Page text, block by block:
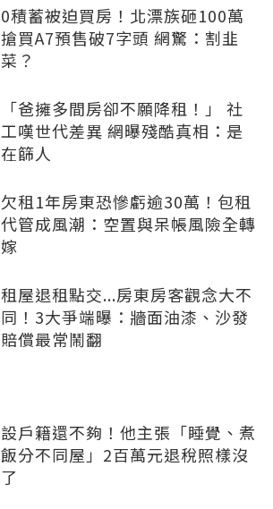
0積蓄被迫買房！北漂族砸100萬
搶買A7預售破7字頭 網驚：割韭
菜？
「爸擁多間房卻不願降租！」 社
工嘆世代差異 網曝殘酷真相：是
在篩人
欠租1年房東恐慘虧逾30萬！包租
代管成風潮：空置與呆帳風險全轉
嫁
租屋退租點交...房東房客觀念大不
同！3大爭端曝：牆面油漆、沙發
賠償最常鬧翻
設戶籍還不夠！他主張「睡覺、煮
飯分不同屋」2百萬元退稅照樣沒
了